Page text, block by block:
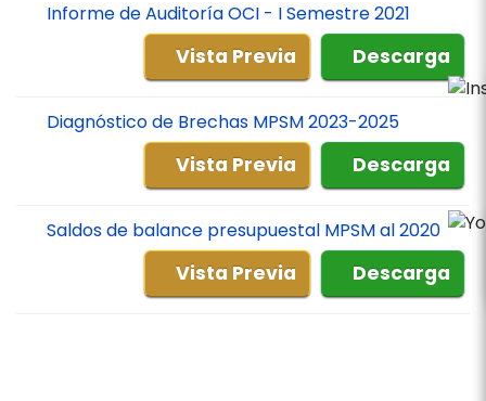
Informe de Auditoría OCI - I Semestre 2021
Descarga
Vista Previa
Diagnóstico de Brechas MPSM 2023-2025
Descarga
Vista Previa
Saldos de balance presupuestal MPSM al 2020
Descarga
Vista Previa